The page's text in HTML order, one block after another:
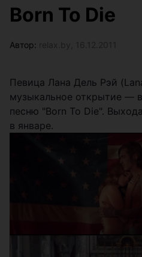
Born To Die
Автор:
Певица Лана Дель Рэй
музыкальное открытие —
песню "Born To Die".
в январе.